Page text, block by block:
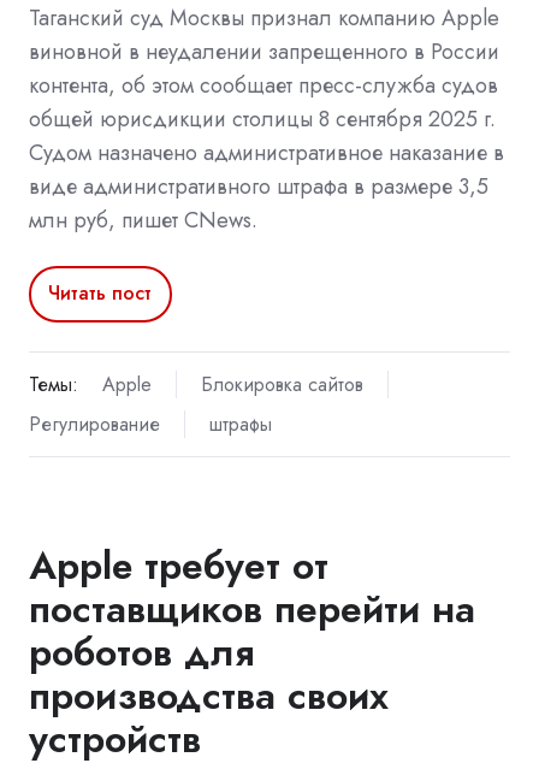
Таганский суд Москвы признал компанию Apple
виновной в неудалении запрещенного в России
контента, об этом сообщает пресс-служба судов
общей юрисдикции столицы 8 сентября 2025 г.
Судом назначено административное наказание в
виде административного штрафа в размере 3,5
млн руб, пишет CNews.
Читать пост
Темы: Apple
Блокировка сайтов
Регулирование
штрафы
Apple требует от
поставщиков перейти на
роботов для
производства своих
устройств